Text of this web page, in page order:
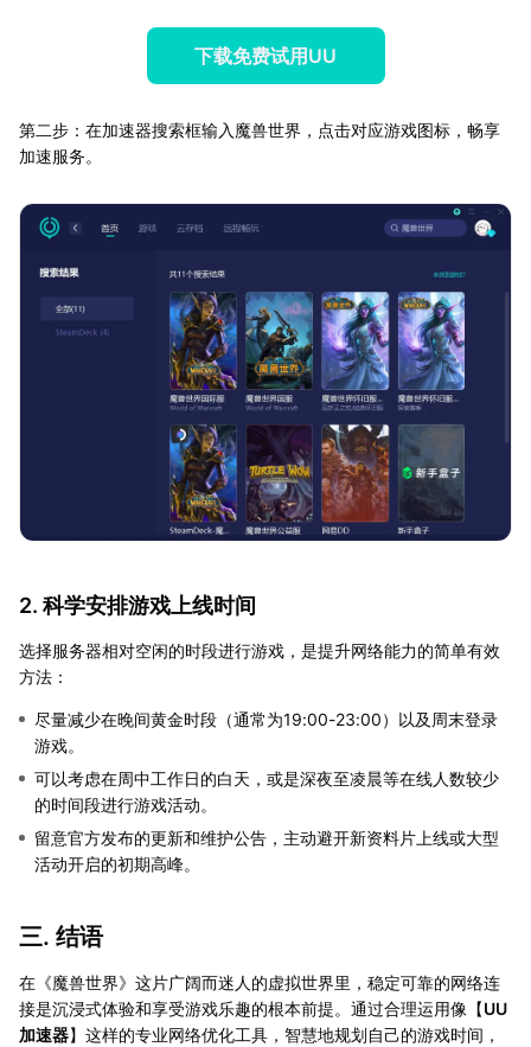
下载免费试用UU
第二步：在加速器搜索框输入魔兽世界，点击对应游戏图标，畅享
加速服务。
2. 科学安排游戏上线时间
选择服务器相对空闲的时段进行游戏，是提升网络能力的简单有效
方法：
尽量减少在晚间黄金时段（通常为19:00-23:00）以及周末登录
游戏。
可以考虑在周中工作日的白天，或是深夜至凌晨等在线人数较少
的时间段进行游戏活动。
留意官方发布的更新和维护公告，主动避开新资料片上线或大型
活动开启的初期高峰。
三. 结语
在《魔兽世界》这片广阔而迷人的虚拟世界里，稳定可靠的网络连
接是沉浸式体验和享受游戏乐趣的根本前提。通过合理运用像【UU
加速器】这样的专业网络优化工具，智慧地规划自己的游戏时间，